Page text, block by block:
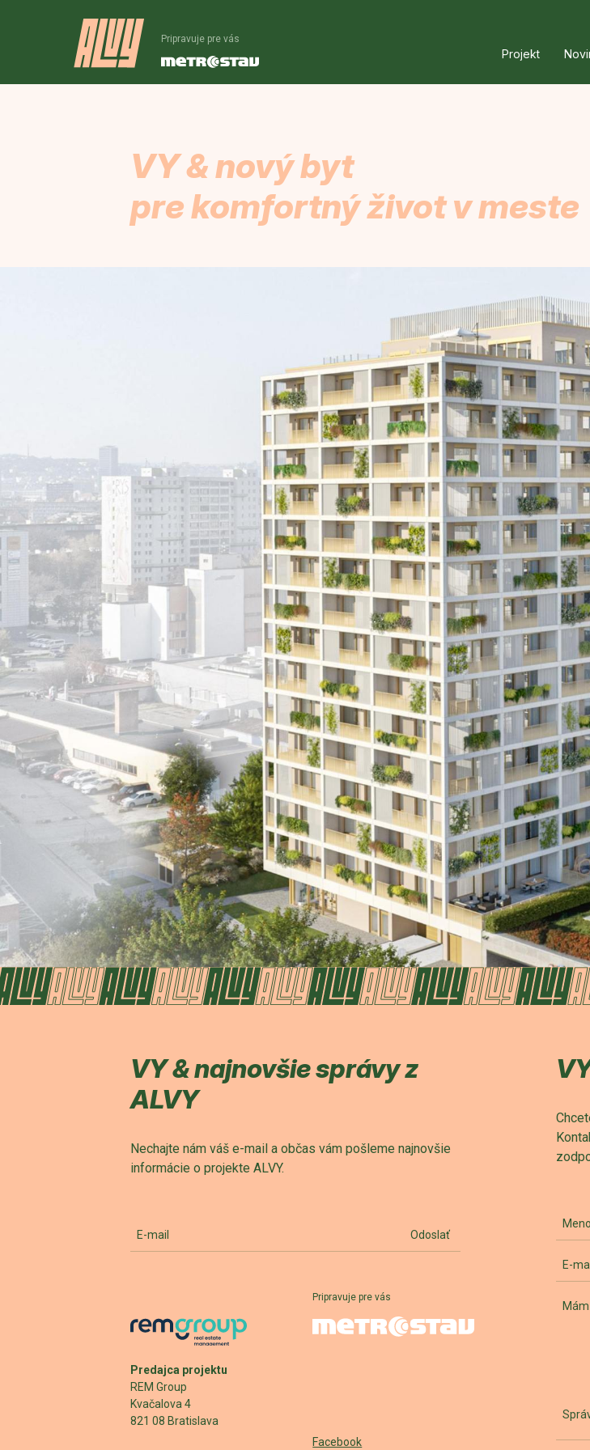
Pripravuje pre vás
Projekt
VY & nový byt
pre komfortný život v meste
VY & najnovšie správy z
ALVY
Nechajte nám váš e-mail a občas vám pošleme najnovšie
informácie o projekte ALVY.
E-mail Odoslať
Predajca projektu
REM Group
Kvačalova 4
821 08 Bratislava
Pripravuje pre vás
Facebook
Meno
E-